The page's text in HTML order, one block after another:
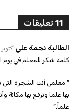
11 تعليقات
الطالبة نجمة علي أكتوبر 2, 2021 في 6:16 م
كلمة شكر للمعلم في يوم
” معلمي أنت الشجرة التي
بها علما ونرفع بها مكانة
علماً.”